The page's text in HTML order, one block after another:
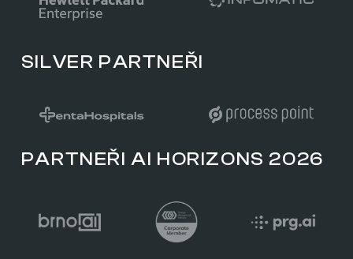
SILVER PARTNEŘI
PARTNEŘI AI HORIZONS 2026